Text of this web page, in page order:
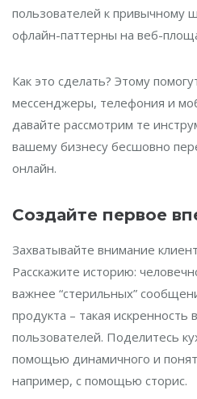
пользователей к привычному
офлайн-паттерны на веб-
Как это сделать? Этому
мессенджеры, телефония и
давайте рассмотрим те
вашему бизнесу бесшовно
онлайн.
Создайте первое
Захватывайте внимание
Расскажите историю:
важнее “стерильных”
продукта – такая искренность
пользователей. Поделитесь
помощью динамичного и
например, с помощью сторис.